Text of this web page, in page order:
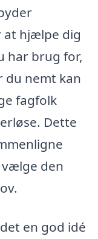
at hjælpe dig
har brug for,
du nemt kan
fagfolk
Dette
vælge den
en god idé